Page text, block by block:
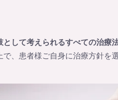
として考えられるすべての治療
、患者様ご自身に治療方針を